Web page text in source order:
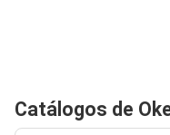
Catálogos de